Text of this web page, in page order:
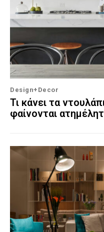
Design+Decor
Τι κάνει τα
φαίνονται